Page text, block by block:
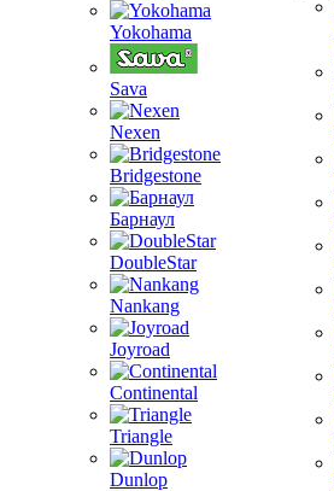
Yokohama
Sava
Nexen
Bridgestone
Барнаул
DoubleStar
Nankang
Joyroad
Continental
Triangle
Dunlop